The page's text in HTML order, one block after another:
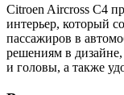
Citroen Aircross C4
интерьер, который
пассажиров в
решениям в дизайне,
и головы, а также